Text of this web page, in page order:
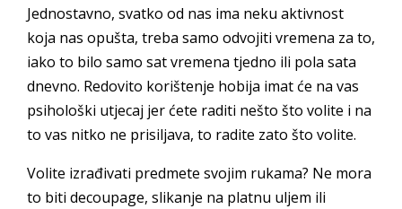
Jednostavno, svatko od nas ima neku aktivnost
koja nas opušta, treba samo odvojiti vremena za to,
iako to bilo samo sat vremena tjedno ili pola sata
dnevno. Redovito korištenje hobija imat će na vas
psihološki utjecaj jer ćete raditi nešto što volite i na
to vas nitko ne prisiljava, to radite zato što volite.
Volite izrađivati predmete svojim rukama? Ne mora
to biti decoupage, slikanje na platnu uljem ili